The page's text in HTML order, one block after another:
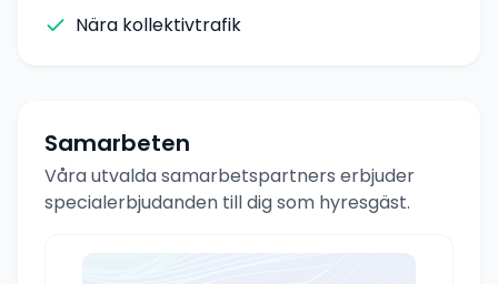
Nära kollektivtrafik
Samarbeten
Våra utvalda samarbetspartners erbjuder
specialerbjudanden till dig som hyresgäst.